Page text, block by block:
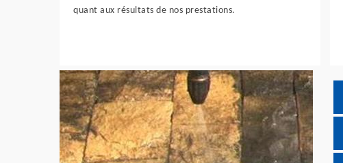
quant aux résultats de nos prestations.